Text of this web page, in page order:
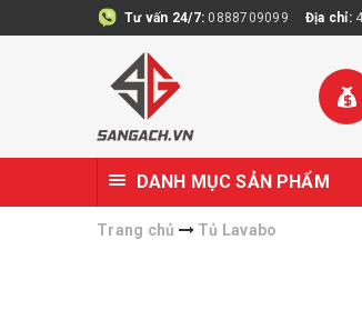
Tư vấn 24/7: 0888709099 Địa chỉ:
DANH MỤC SẢN PHẨM
Trang chủ Tủ Lavabo